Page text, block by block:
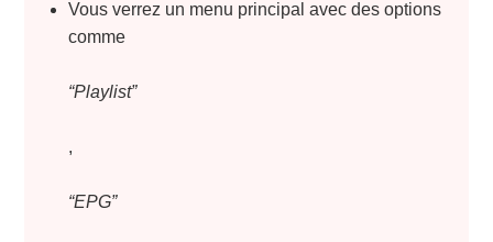
Vous verrez un menu principal avec des options
comme
“Playlist”
,
“EPG”